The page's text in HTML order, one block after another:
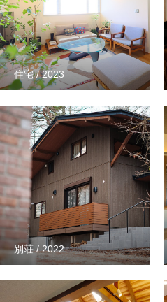
住宅 / 2023
別荘 / 2022